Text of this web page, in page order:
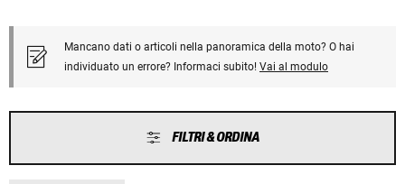
Mancano dati o articoli nella panoramica della moto? O hai
individuato un errore? Informaci subito! Vai al modulo
FILTRI & ORDINA